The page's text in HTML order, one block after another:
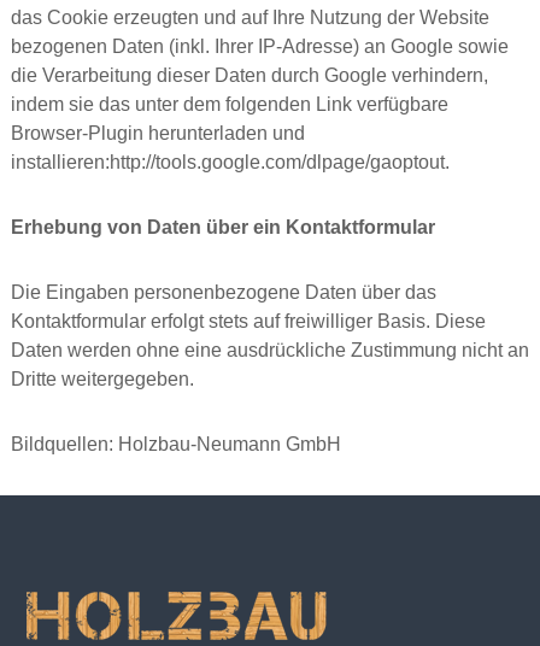
das Cookie erzeugten und auf Ihre Nutzung der Website
bezogenen Daten (inkl. Ihrer IP-Adresse) an Google sowie
die Verarbeitung dieser Daten durch Google verhindern,
indem sie das unter dem folgenden Link verfügbare
Browser-Plugin herunterladen und
installieren:http://tools.google.com/dlpage/gaoptout.
Erhebung von Daten über ein Kontaktformular
Die Eingaben personenbezogene Daten über das
Kontaktformular erfolgt stets auf freiwilliger Basis. Diese
Daten werden ohne eine ausdrückliche Zustimmung nicht an
Dritte weitergegeben.
Bildquellen: Holzbau-Neumann GmbH